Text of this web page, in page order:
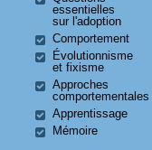
essentielles
sur l'adoption
Comportement
Évolutionnisme
et fixisme
Approches
comportementales
Apprentissage
Mémoire